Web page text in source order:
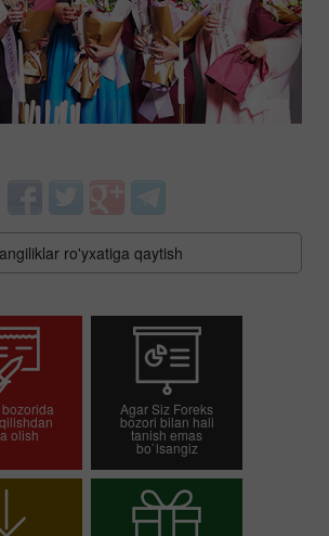
ro'yxatiga qaytish
olish
Agar Siz Foreks
bozori bilan hali
tanish emas
bo`lsangiz
Demo-hisob-varag'ini
ochish